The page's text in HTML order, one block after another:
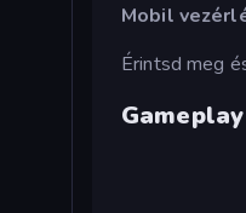
Mobil
Érintsd meg